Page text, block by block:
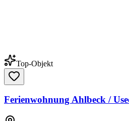
Top-Objekt
Ferienwohnung Ahlbeck /